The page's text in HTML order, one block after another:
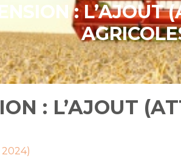
: L’AJOUT
: L’AJOUT
2024)